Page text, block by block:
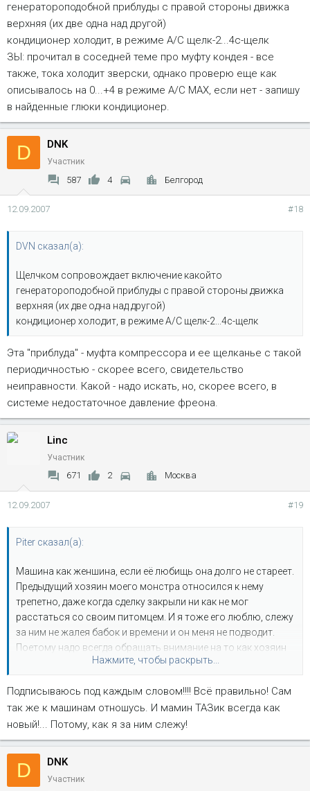
генератороподобной приблуды с правой стороны движка
верхняя (их две одна над другой)
кондиционер холодит, в режиме А/С щелк-2...4с-щелк
ЗЫ: прочитал в соседней теме про муфту кондея - все
также, тока холодит зверски, однако проверю еще как
описывалось на 0...+4 в режиме А/С МАХ, если нет - запишу
в найденные глюки кондиционер.
D DNK
Участник
587 4 Белгород
12.09.2007 #18
DVN сказал(а):
Щелчком сопровождает включение какойто
генератороподобной приблуды с правой стороны движка
верхняя (их две одна над другой)
кондиционер холодит, в режиме А/С щелк-2...4с-щелк
Эта "приблуда" - муфта компрессора и ее щелканье с такой
периодичностью - скорее всего, свидетельство
неиправности. Какой - надо искать, но, скорее всего, в
системе недостаточное давление фреона.
Linc
Участник
671 2 Москва
12.09.2007 #19
Piter сказал(а):
Машина как женшина, если её любищь она долго не стареет.
Предыдущий хозяин моего монстра относился к нему
трепетно, даже когда сделку закрыли ни как не мог
расстаться со своим питомцем. И я тоже его люблю, слежу
за ним не жалея бабок и времени и он меня не подводит.
Поетому надо всегда обращать внимание на то как хозяин
относиться к своей машине, как закрывает дверь, или
обьясняет вам правила эксплуатации своего авто, можно
понять а следовал ли он сам этим правилам. Мой
панически боялся включать полный привод на асфальте, я
понял, что он этого никогда не делал и раздатка скорее
всего находится в исправном состоянии. Может это кому-
то покажеться пустой демагогией, но по моему опыту у тех,
кто относился к своим машинам только как средству
Нажмите, чтобы раскрыть...
Подписываюсь под каждым словом!!!! Всё правильно! Сам
так же к машинам отношусь. И мамин ТАЗик всегда как
новый!... Потому, как я за ним слежу!
D DNK
Участник